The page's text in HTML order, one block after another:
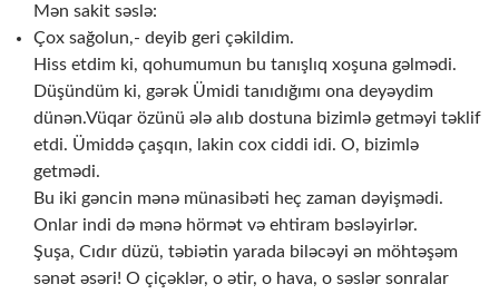
Mən sakit səslə:
Çox sağolun,- deyib geri çəkildim.
Hiss etdim ki, qohumumun bu tanışlıq xoşuna gəlmədi.
Düşündüm ki, gərək Ümidi tanıdığımı ona deyəydim
dünən.Vüqar özünü ələ alıb dostuna bizimlə getməyi təklif
etdi. Ümiddə çaşqın, lakin cox ciddi idi. O, bizimlə
getmədi.
Bu iki gəncin mənə münasibəti heç zaman dəyişmədi.
Onlar indi də mənə hörmət və ehtiram bəsləyirlər.
Şuşa, Cıdır düzü, təbiətin yarada biləcəyi ən möhtəşəm
sənət əsəri! O çiçəklər, o ətir, o hava, o səslər sonralar